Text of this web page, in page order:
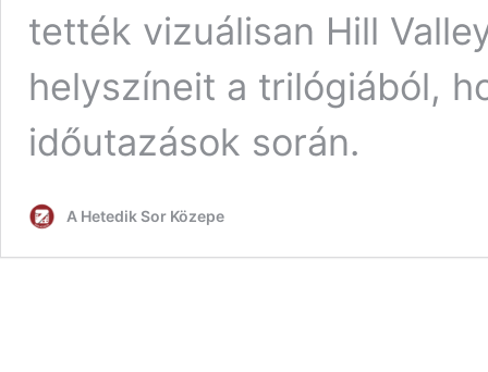
tették vizuálisan Hill
helyszíneit a trilógiából,
időutazások során.
A Hetedik Sor Közepe